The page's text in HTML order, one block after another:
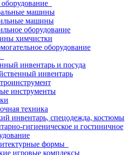
машины
машины
оборудование
химчистки
оборудование
инвентарь и посуда
инвентарь
инструменты
техника
инвентарь, спецодежда, костюмы
гигиеническое и гостиничное
формы
игровые комплексы